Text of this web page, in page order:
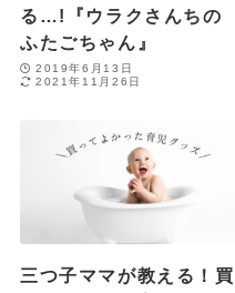
る…!『ウラクさんちの
ふたごちゃん』
2019年6月13日
2021年11月26日
三つ子ママが教える！買